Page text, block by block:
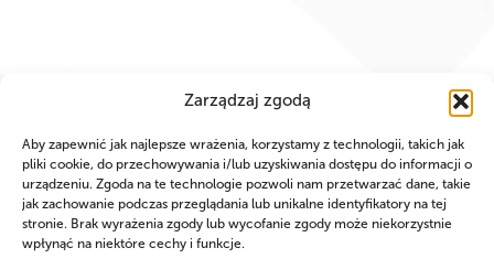
Zarządzaj zgodą
Aby zapewnić jak najlepsze wrażenia, korzystamy z technologii, takich jak
pliki cookie, do przechowywania i/lub uzyskiwania dostępu do informacji o
urządzeniu. Zgoda na te technologie pozwoli nam przetwarzać dane, takie
jak zachowanie podczas przeglądania lub unikalne identyfikatory na tej
stronie. Brak wyrażenia zgody lub wycofanie zgody może niekorzystnie
wpłynąć na niektóre cechy i funkcje.
PARTNERZY